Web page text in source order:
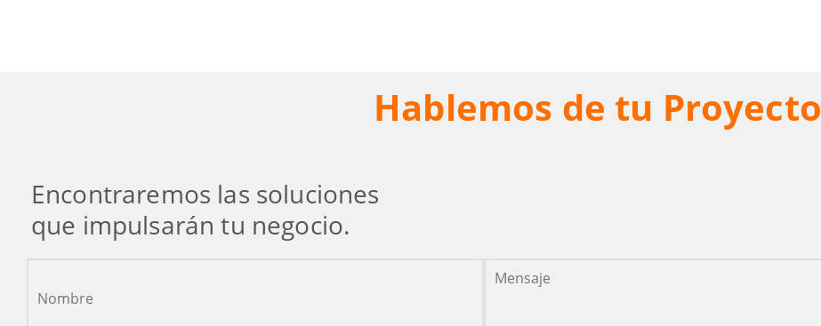
Hablemos de tu Proyecto
Encontraremos las soluciones
que impulsarán tu negocio.